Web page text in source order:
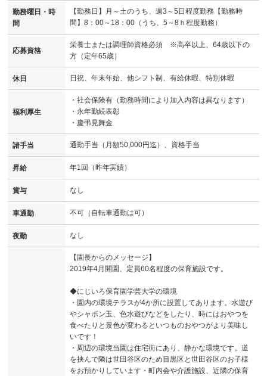
勤務曜日・時
間
【勤務日】月～土のうち、週3～5日程度勤務【勤務時
間】8：00～18：00（うち、5～8ｈ程度勤務）
応募資格
栄養士または調理師資格必須 ※高卒以上、64歳以下の
方（定年65歳）
休日 日祝、年末年始、他シフト制、有給休暇、特別休暇
福利厚生
・社会保険有（勤務時間により加入内容は異なります）
・永年勤続表彰
・慶弔見舞金
諸手当 通勤手当（月額50,000円迄）、資格手当
昇給 年1回（昨年実績）
賞与 なし
車通勤 不可（自転車通勤は可）
夜勤 なし
【園長からのメッセージ】
2019年4月開園、定員60名程度の保育施設です。
◆にじいろ保育園学芸大学の環境
・園内の環境テラスが4か所に設置してあります。水遊び
やシャボン玉、色水遊びなどをしたり、時にはおやつを
食べたりと景色が変わるといつものおやつがより美味し
いです！
・周辺の環境当園は住宅街にあり、静かな環境です。道
を挟んで隣は世田谷区のため目黒区と世田谷区のお子様
をお預かりしています・町内会や介護施設、近隣の保育